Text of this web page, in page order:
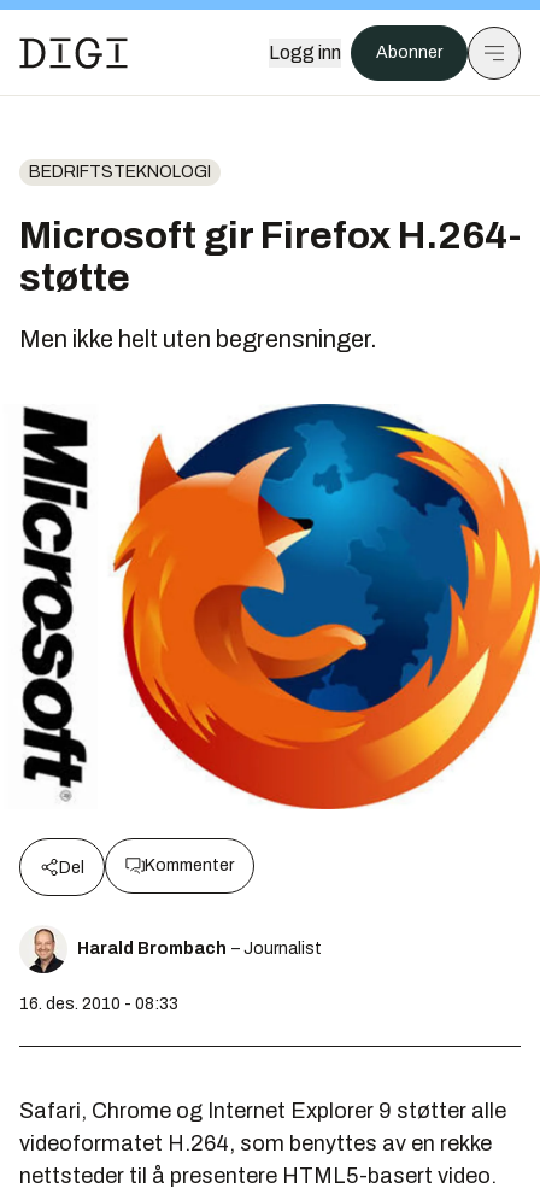
Logg inn Abonner
BEDRIFTSTEKNOLOGI
Microsoft gir Firefox H.264-
støtte
Men ikke helt uten begrensninger.
Del Kommenter
Harald Brombach – Journalist
16. des. 2010 - 08:33
Safari, Chrome og Internet Explorer 9 støtter alle
videoformatet H.264, som benyttes av en rekke
nettsteder til å presentere HTML5-basert video.